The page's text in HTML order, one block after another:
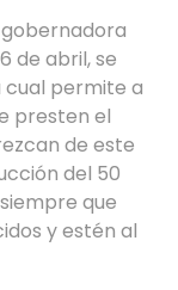
de abril, se
cual permite a
presten el
de este
del 50
que
y estén al